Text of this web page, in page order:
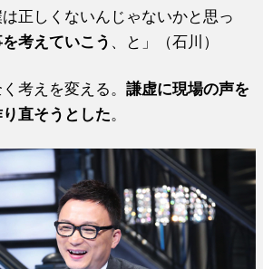
正しくないんじゃないかと思っ
考えていこう 、と」（石川）
考えを変える。謙虚に現場の声を
直そうとした。